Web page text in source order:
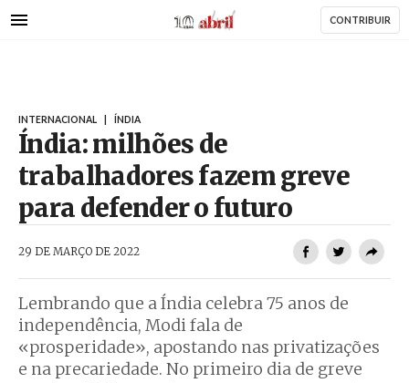
para
AbrilAbril CONTRIBUIR
INTERNACIONAL ÍNDIA
Índia: milhões de
trabalhadores fazem greve
para defender o futuro
29 DE MARÇO DE 2022
Lembrando que a Índia celebra 75 anos de
independência, Modi fala de
«prosperidade», apostando nas privatizações
e na precariedade. No primeiro dia de greve